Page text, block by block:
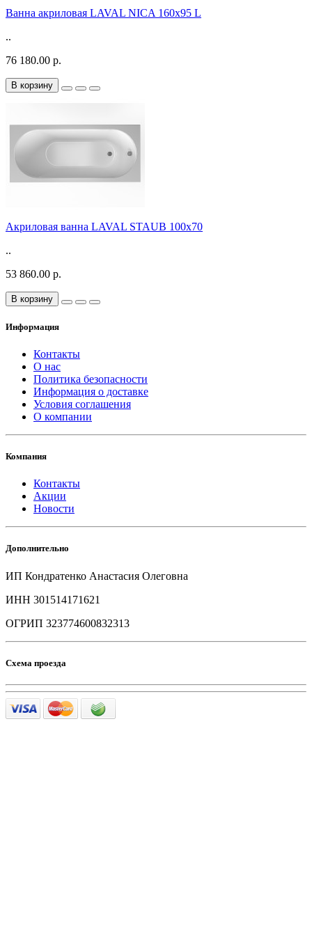
Ванна акриловая LAVAL NICA 160x95 L
..
76 180.00 р.
В корзину
Акриловая ванна LAVAL STAUB 100х70
..
53 860.00 р.
В корзину
Информация
Контакты
О нас
Политика безопасности
Информация о доставке
Условия соглашения
О компании
Компания
Контакты
Акции
Новости
Дополнительно
ИП Кондратенко Анастасия Олеговна
ИНН 301514171621
ОГРИП 323774600832313
Схема проезда